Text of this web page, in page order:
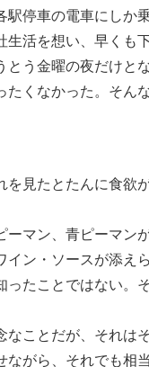
停車の電車にしか
活を想い、早くも
う金曜の夜だけとな
くなかった。そん
見たとたんに食欲
マン、青ピーマン
ン・ソースが添え
たことではない。
ことだが、それは
がら、それでも相